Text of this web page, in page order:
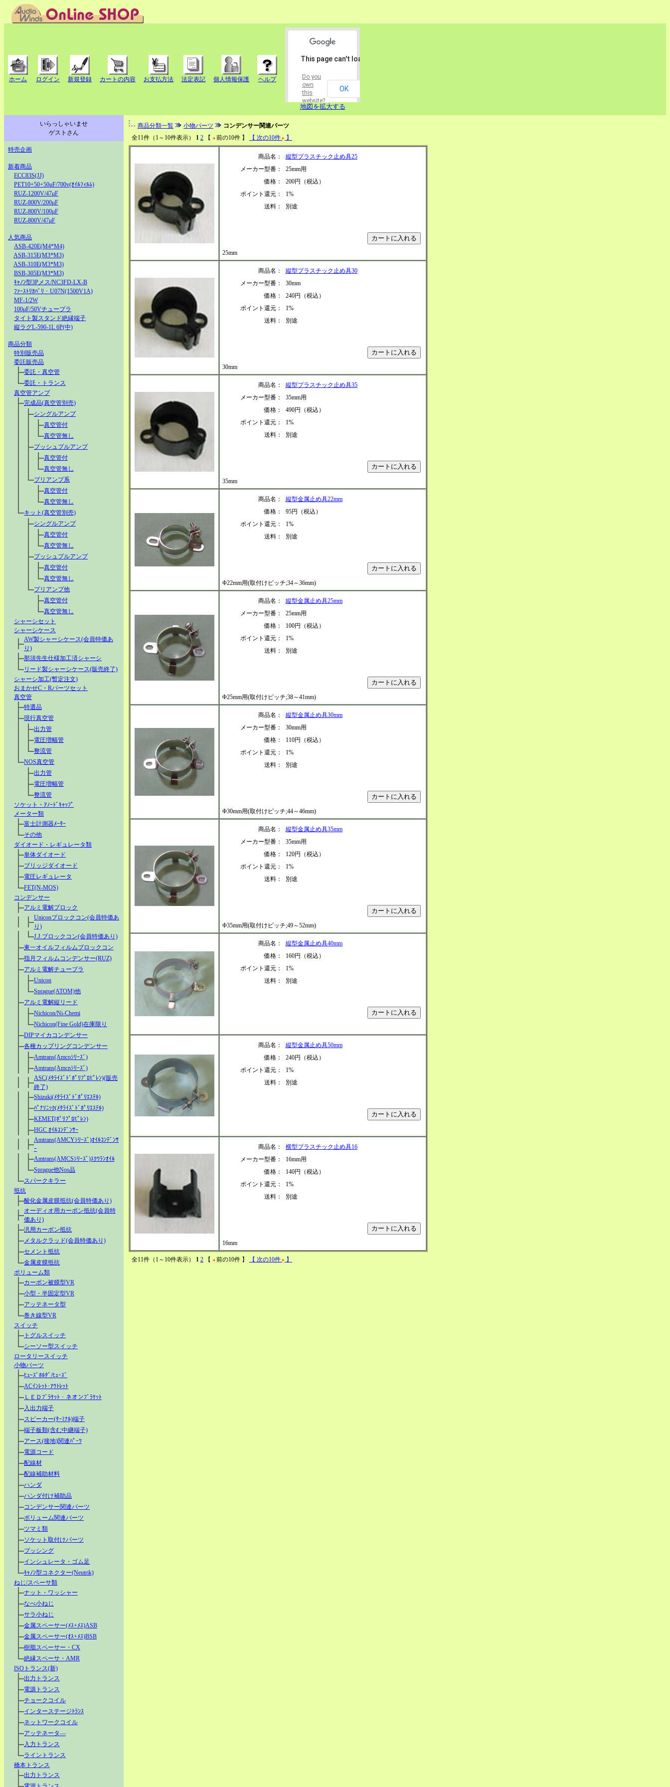
ホーム ログイン 新規登録 カートの内容 お支払方法 法定表記 個人情報保護 ヘルプ
This page can't load Google Maps correctly.
Do you
own
this
website?
OK
地図を拡大する
いらっしゃいませ
ゲストさん
特売企画
新着商品
ECC83S(JJ)
PET10+50+50μF/700v(ｵｲﾙﾌｨﾙﾑ)
RUZ-1200V/47μF
RUZ-800V/200μF
RUZ-800V/100μF
RUZ-800V/47μF
人気商品
ASB-420E(M4*M4)
ASB-315E(M3*M3)
ASB-310E(M3*M3)
BSB-305E(M3*M3)
ｷｬﾉﾝ型3Pメス/NC3FD-LX-B
ﾌｧｰｽﾄﾘｶﾊﾞﾘ・U07N(1500V1A)
MF-1/2W
100μF/50Vチューブラ
タイト製スタンド絶縁端子
縦ラグL-590-1L 6P(中)
商品分類
特別販売品
委託販売品
委託・真空管
委託・トランス
真空管アンプ
完成品(真空管別売)
シングルアンプ
真空管付
真空管無し
プッシュプルアンプ
真空管付
真空管無し
プリアンプ系
真空管付
真空管無し
キット(真空管別売)
シングルアンプ
真空管付
真空管無し
プッシュプルアンプ
真空管付
真空管無し
プリアンプ他
真空管付
真空管無し
シャーシセット
シャーシケース
AW製シャーシケース(会員特価あ
り)
那須先生仕様加工済シャーシ
リード製シャーシケース(販売終了)
シャーシ加工(暫定注文)
おまかせC・Rパーツセット
真空管
特選品
現行真空管
出力管
電圧増幅管
整流管
NOS真空管
出力管
電圧増幅管
整流管
ソケット・ｱﾉｰﾄﾞｷｬｯﾌﾟ
メーター類
富士計測器ﾒｰﾀｰ
その他
ダイオード・レギュレータ類
単体ダイオード
ブリッジダイオード
電圧レギュレータ
FET(N-MOS)
コンデンサー
アルミ電解プロック
Uniconブロックコン(会員特価あ
り)
J.J.ブロックコン(会員特価あり)
東一オイルフィルムブロックコン
指月フィルムコンデンサー(RUZ)
アルミ電解チューブラ
Unicon
Sprague(ATOM)他
アルミ電解縦リード
Nichicon/Ni-Chemi
Nichicon(Fine Gold)在庫限り
DIPマイカコンデンサー
各種カップリングコンデンサー
Amtrans(Amcoｼﾘｰｽﾞ)
Amtrans(Amcnｼﾘｰｽﾞ)
ASC(ﾒﾀﾗｲｽﾞﾄﾞﾎﾟﾘﾌﾟﾛﾋﾟﾚﾝ)(販売
終了)
Shizuki(ﾒﾀﾗｲｽﾞﾄﾞﾎﾟﾘｴｽﾃﾙ)
ﾊﾟﾅｿﾆｯｸ(ﾒﾀﾗｲｽﾞﾄﾞﾎﾟﾘｴｽﾃﾙ)
KEMET(ﾎﾟﾘﾌﾟﾛﾋﾟﾚﾝ)
HGC ｵｲﾙｺﾝﾃﾞﾝｻｰ
Amtrans(AMCYｼﾘｰｽﾞ)ｵｲﾙｺﾝﾃﾞﾝｻ
ｰ
Amtrans(AMCSｼﾘｰｽﾞ)ｽｸﾜﾗﾝｵｲﾙ
Sprague他Nos品
スパークキラー
抵抗
酸化金属皮膜抵抗(会員特価あり)
オーディオ用カーボン抵抗(会員特
価あり)
汎用カーボン抵抗
メタルクラッド(会員特価あり)
セメント抵抗
金属皮膜抵抗
ボリューム類
カーボン被膜型VR
小型・半固定型VR
アッテネータ型
巻き線型VR
スイッチ
トグルスイッチ
シーソー型スイッチ
ロータリースイッチ
小物パーツ
ﾋｭｰｽﾞﾎﾙﾀﾞ/ﾋｭｰｽﾞ
ACｲﾝﾚｯﾄ･ｱｳﾄﾚｯﾄ
ＬＥＤﾌﾞﾗｹｯﾄ・ネオンﾌﾞﾗｹｯﾄ
入出力端子
スピーカー(ﾀｰﾐﾅﾙ)端子
端子板類(含む中継端子)
アース(接地)関連ﾊﾟｰﾂ
電源コード
配線材
配線補助材料
ハンダ
ハンダ付け補助品
コンデンサー関連パーツ
ボリューム関連パーツ
ツマミ類
ソケット取付けパーツ
ブッシング
インシュレータ・ゴム足
ｷｬﾉﾝ型コネクター(Neutrik)
ねじ/スペーサ類
ナット・ワッシャー
なべ小ねじ
サラ小ねじ
金属スペーサー(ﾒｽ+ﾒｽ)ASB
金属スペーサー(ｵｽ+ﾒｽ)BSB
樹脂スペーサー・CX
絶縁スペーサ・AMR
ISOトランス(新)
出力トランス
電源トランス
チョークコイル
インターステージﾄﾗﾝｽ
ネットワークコイル
アッテネータ―
入力トランス
ライントランス
橋本トランス
出力トランス
商品分類一覧 小物パーツ
コンデンサー関連パーツ
全11件（1～10件表示） 1 2 【 前の10件 】 【 次の10件 】
商品名：
縦型プラスチック止め具25
メーカー型番：
25mm用
価格：
200円（税込）
ポイント還元：
1%
送料：
別途
25mm
商品名：
縦型プラスチック止め具30
メーカー型番：
30mm
価格：
240円（税込）
ポイント還元：
1%
送料：
別途
30mm
商品名：
縦型プラスチック止め具35
メーカー型番：
35mm用
価格：
490円（税込）
ポイント還元：
1%
送料：
別途
35mm
商品名：
縦型金属止め具22mm
価格：
95円（税込）
ポイント還元：
1%
送料：
別途
Φ22mm用(取付けピッチ;34～36mm)
商品名：
縦型金属止め具25mm
メーカー型番：
25mm用
価格：
100円（税込）
ポイント還元：
1%
送料：
別途
Φ25mm用(取付けピッチ;38～41mm)
商品名：
縦型金属止め具30mm
メーカー型番：
30mm用
価格：
110円（税込）
ポイント還元：
1%
送料：
別途
Φ30mm用(取付けピッチ;44～46mm)
商品名：
縦型金属止め具35mm
メーカー型番：
35mm用
価格：
120円（税込）
ポイント還元：
1%
送料：
別途
Φ35mm用(取付けピッチ;49～52mm)
商品名：
縦型金属止め具40mm
価格：
160円（税込）
ポイント還元：
1%
送料：
別途
商品名：
縦型金属止め具50mm
価格：
240円（税込）
ポイント還元：
1%
送料：
別途
商品名：
横型プラスチック止め具16
メーカー型番：
16mm用
価格：
140円（税込）
ポイント還元：
1%
送料：
別途
16mm
全11件（1～10件表示） 1 2 【 前の10件 】 【 次の10件 】